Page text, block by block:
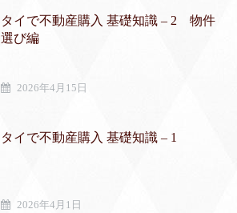
タイで不動産購入 基礎知識 – 2 物件
選び編
2026年4月15日
タイで不動産購入 基礎知識 – 1
2026年4月1日